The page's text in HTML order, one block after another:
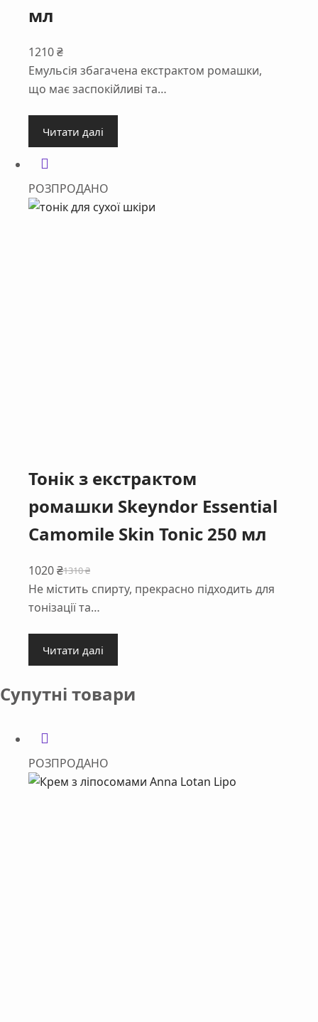
мл
1210₴
Емульсія збагачена екстрактом ромашки,
що має заспокійливі та…
Читати далі
РОЗПРОДАНО
Тонік з екстрактом
ромашки Skeyndor Essential
Camomile Skin Tonic 250 мл
1310₴
Оригінальна
ціна:
1310 ₴.
1020₴
Поточна
ціна:
1020 ₴.
Не містить спирту, прекрасно підходить для
тонізації та…
Читати далі
Супутні товари
РОЗПРОДАНО